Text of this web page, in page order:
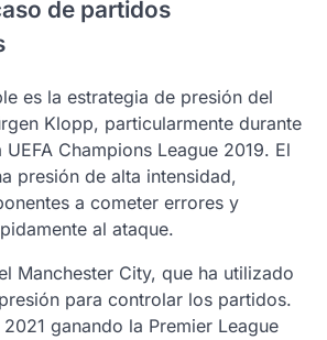
de partidos
es la estrategia de presión del
Klopp, particularmente durante
Champions League 2019. El
presión de alta intensidad,
a cometer errores y
al ataque.
Manchester City, que ha utilizado
para controlar los partidos.
ganando la Premier League